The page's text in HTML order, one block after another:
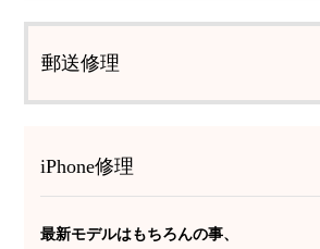
郵送修理
iPhone修理
最新モデルはもちろんの事、